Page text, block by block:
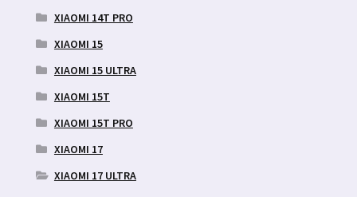
XIAOMI 14T PRO
XIAOMI 15
XIAOMI 15 ULTRA
XIAOMI 15T
XIAOMI 15T PRO
XIAOMI 17
XIAOMI 17 ULTRA